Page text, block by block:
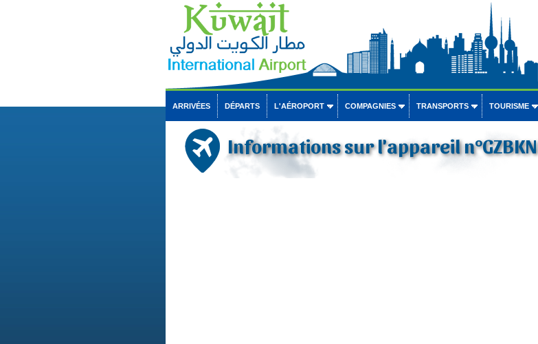
ARRIVÉES DÉPARTS L'AÉROPORT COMPAGNIES TRANSPORTS TOURISME
Informations sur l'appareil n°GZBKN